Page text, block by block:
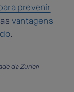
prevenir
asvantagens
.
da Zurich